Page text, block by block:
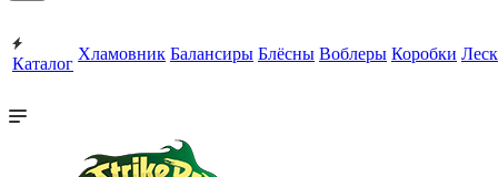
Каталог
Хламовник Балансиры Блёсны Воблеры Коробки